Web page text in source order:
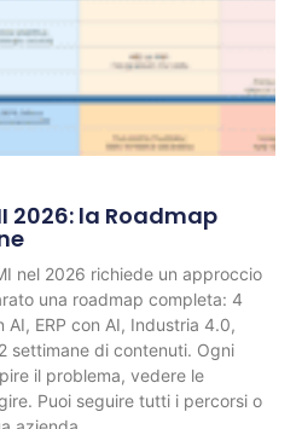
2026: la Roadmap
nel 2026 richiede un approccio
una roadmap completa: 4
ERP con AI, Industria 4.0,
settimane di contenuti. Ogni
il problema, vedere le
Puoi seguire tutti i percorsi o